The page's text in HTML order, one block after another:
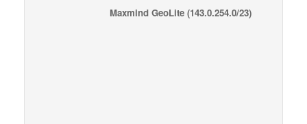
Maxmind GeoLite (143.0.254.0/23)